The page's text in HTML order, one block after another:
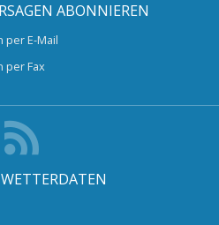
ABONNIEREN
E-Mail
per Fax